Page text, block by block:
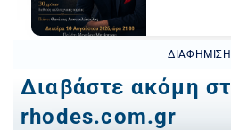
ΔΙΑΦΉΜΙΣΗ
Διαβάστε ακόμη
rhodes.com.gr